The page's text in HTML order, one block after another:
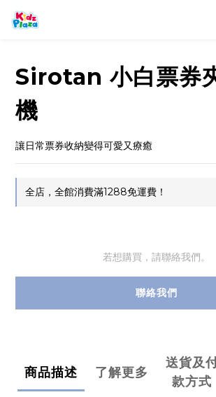
Sirotan 小白票券
機
讓日常票券收納變得可愛又療癒
全店，全館消費滿1288免運費！
若想購買，請聯絡我們。
聯絡我們
商品描述 了解更多
送貨及
款方式